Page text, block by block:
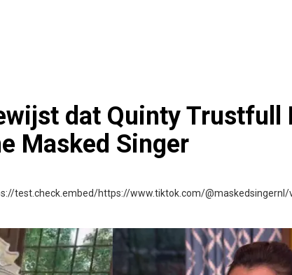
dat Quinty Trustfull
Masked Singer
test.check.embed/https://www.tiktok.com/@maskedsingernl/